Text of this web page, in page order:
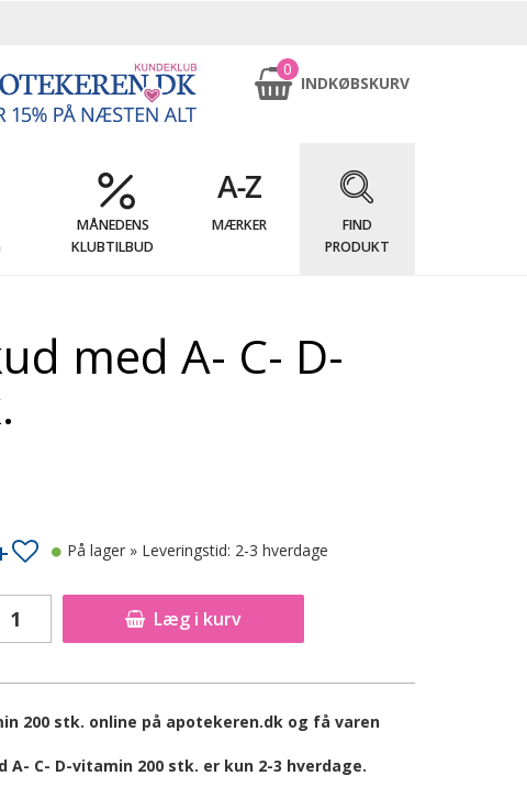
0
INDKØBSKURV
MÅNEDENS
KLUBTILBUD
MÆRKER
FIND
PRODUKT
med A- C- D-
Læg i kurv
På lager » Leveringstid: 2-3 hverdage
200 stk. online på apotekeren.dk og få varen
C- D-vitamin 200 stk. er kun 2-3 hverdage.